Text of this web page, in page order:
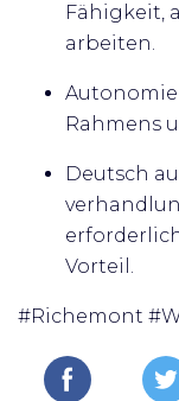
Fähigkeit,
arbeiten.
Rahmens
Deutsch
Vorteil.
#Richemont